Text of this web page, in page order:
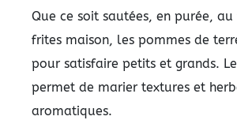
Que ce soit sautées, en purée,
frites maison, les pommes de
pour satisfaire petits et grands.
permet de marier textures et
aromatiques.